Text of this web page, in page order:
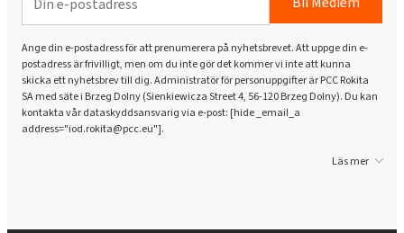
Ange din e-postadress för att prenumerera på nyhetsbrevet. Att uppge din e-
postadress är frivilligt, men om du inte gör det kommer vi inte att kunna
skicka ett nyhetsbrev till dig. Administratör för personuppgifter är PCC Rokita
SA med säte i Brzeg Dolny (Sienkiewicza Street 4, 56-120 Brzeg Dolny). Du kan
kontakta vår dataskyddsansvarig via e-post: [hide _email_a
address="iod.rokita@pcc.eu"].
Läs mer